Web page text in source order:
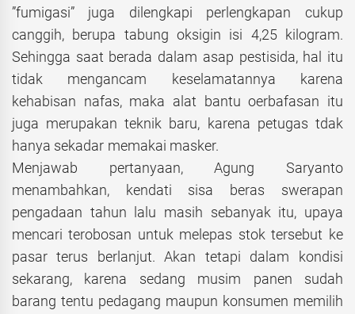
”fumigasi” juga dilengkapi perlengkapan cukup
canggih, berupa tabung oksigin isi 4,25 kilogram.
Sehingga saat berada dalam asap pestisida, hal itu
tidak mengancam keselamatannya karena
kehabisan nafas, maka alat bantu oerbafasan itu
juga merupakan teknik baru, karena petugas tdak
hanya sekadar memakai masker.
Menjawab pertanyaan, Agung Saryanto
menambahkan, kendati sisa beras swerapan
pengadaan tahun lalu masih sebanyak itu, upaya
mencari terobosan untuk melepas stok tersebut ke
pasar terus berlanjut. Akan tetapi dalam kondisi
sekarang, karena sedang musim panen sudah
barang tentu pedagang maupun konsumen memilih